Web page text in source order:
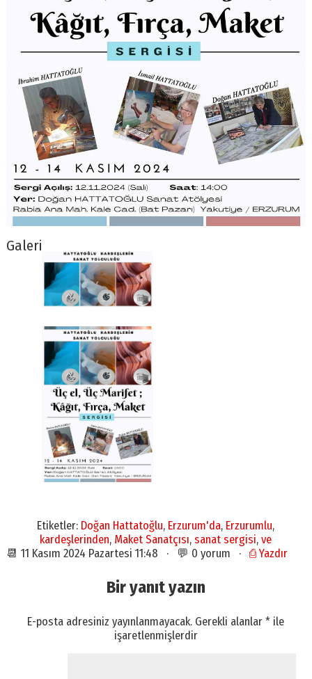
Galeri
Etiketler: Doğan Hattatoğlu, Erzurum'da, Erzurumlu,
kardeşlerinden, Maket Sanatçısı,sanat sergisi,ve
📆 11 Kasım 2024 Pazartesi 11:48 · 💬 0 yorum · ⎙ Yazdır
Bir yanıt yazın
E-posta adresiniz yayınlanmayacak. Gerekli alanlar* ile
işaretlenmişlerdir